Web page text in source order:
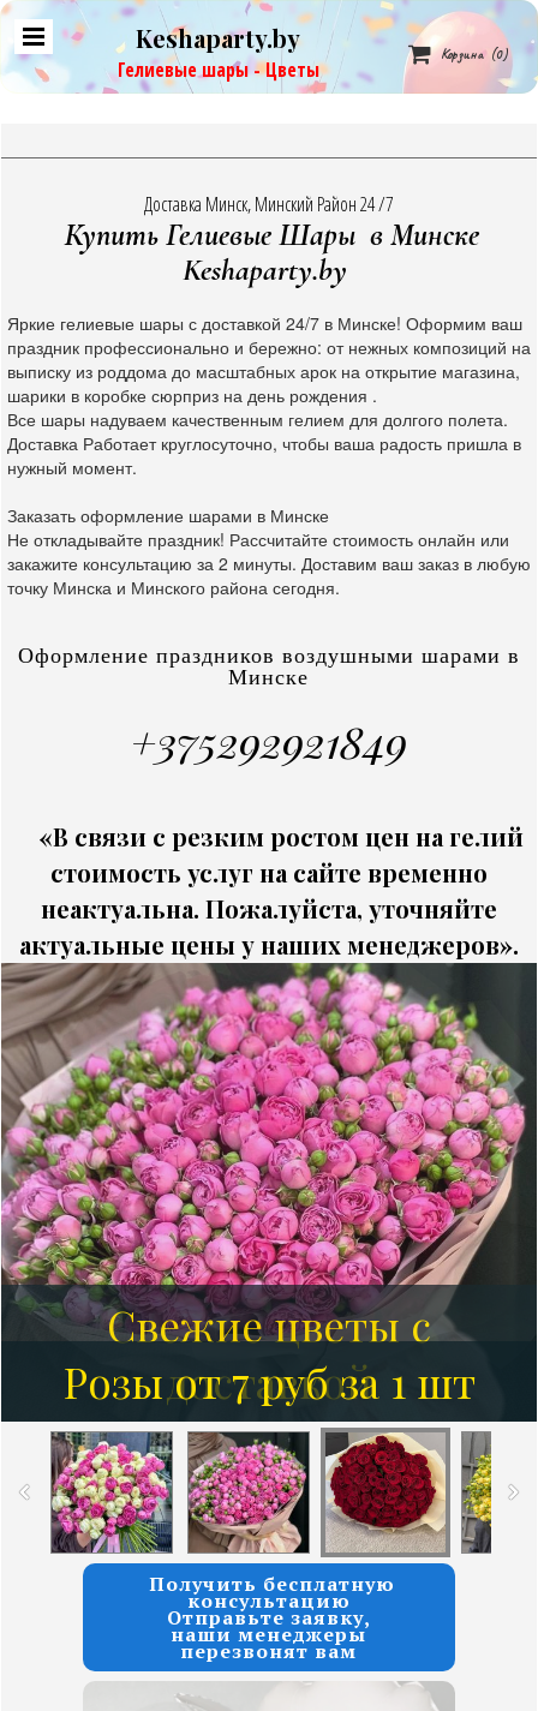
Keshaparty.by
Гелиевые шары - Цветы
 Корзина (0)
Доставка Минск, Минский Район 24 /7
Купить Гелиевые Шары в Минске
Keshaparty.by
Яркие гелиевые шары с доставкой 24/7 в Минске! Оформим ваш
праздник профессионально и бережно: от нежных композиций на
выписку из роддома до масштабных арок на открытие магазина,
шарики в коробке сюрприз на день рождения .
Все шары надуваем качественным гелием для долгого полета.
Доставка Работает круглосуточно, чтобы ваша радость пришла в
нужный момент.
Заказать оформление шарами в Минске
Не откладывайте праздник! Рассчитайте стоимость онлайн или
закажите консультацию за 2 минуты. Доставим ваш заказ в любую
точку Минска и Минского района сегодня.
Оформление праздников воздушными шарами в
Минске
+375292921849
«В связи с резким ростом цен на гелий
стоимость услуг на сайте временно
неактуальна. Пожалуйста, уточняйте
актуальные цены у наших менеджеров».
Розы от 7 руб за 1 шт
Получить бесплатную
консультацию
Отправьте заявку,
наши менеджеры
перезвонят вам